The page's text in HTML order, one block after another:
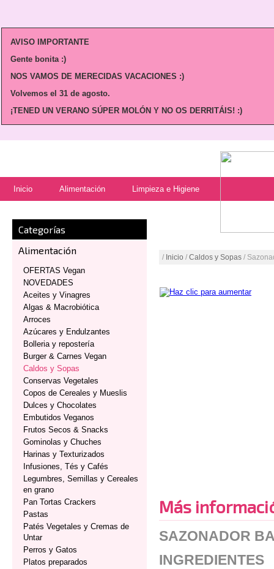
AVISO IMPORTANTE
Gente bonita :)
NOS VAMOS DE MERECIDAS VACACIONES :)
Volvemos el 31 de agosto.
¡TENED UN VERANO SÚPER MOLÓN Y NO OS DERRITÁIS! :)
Inicio Alimentación Limpieza e Higiene
Categorías
Alimentación
OFERTAS Vegan
NOVEDADES
Aceites y Vinagres
Algas & Macrobiótica
Arroces
Azúcares y Endulzantes
Bolleria y repostería
Burger & Carnes Vegan
Caldos y Sopas
Conservas Vegetales
Copos de Cereales y Mueslis
Dulces y Chocolates
Embutidos Veganos
Frutos Secos & Snacks
Gominolas y Chuches
Harinas y Texturizados
Infusiones, Tés y Cafés
Legumbres, Semillas y Cereales
en grano
Pan Tortas Crackers
Pastas
Patés Vegetales y Cremas de
Untar
Perros y Gatos
Platos preparados
/ Inicio / Caldos y Sopas /
Más
SAZONADOR
INGREDIENTES